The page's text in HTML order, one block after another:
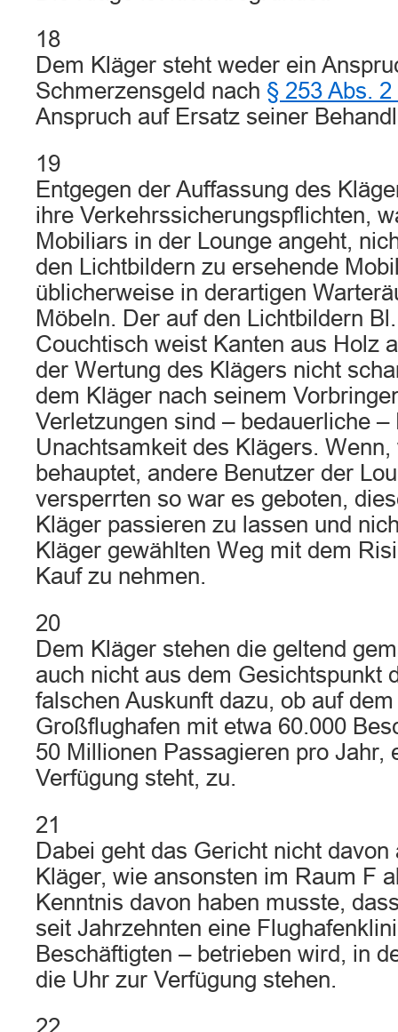
18
Dem Kläger steht weder ein
Schmerzensgeld nach § 253 Abs.
Anspruch auf Ersatz seiner
19
Entgegen der Auffassung des
ihre Verkehrssicherungspflichten,
Mobiliars in der Lounge angeht,
den Lichtbildern zu ersehende
üblicherweise in derartigen
Möbeln. Der auf den Lichtbildern
Couchtisch weist Kanten aus Holz
der Wertung des Klägers nicht
dem Kläger nach seinem
Verletzungen sind – bedauerliche –
Unachtsamkeit des Klägers.
behauptet, andere Benutzer der
versperrten so war es geboten,
Kläger passieren zu lassen und
Kläger gewählten Weg mit dem
Kauf zu nehmen.
20
Dem Kläger stehen die geltend
auch nicht aus dem Gesichtspunkt
falschen Auskunft dazu, ob auf
Großflughafen mit etwa 60.000
50 Millionen Passagieren pro Jahr,
Verfügung steht, zu.
21
Dabei geht das Gericht nicht davon
Kläger, wie ansonsten im Raum F
Kenntnis davon haben musste,
seit Jahrzehnten eine
Beschäftigten – betrieben wird, in
die Uhr zur Verfügung stehen.
22